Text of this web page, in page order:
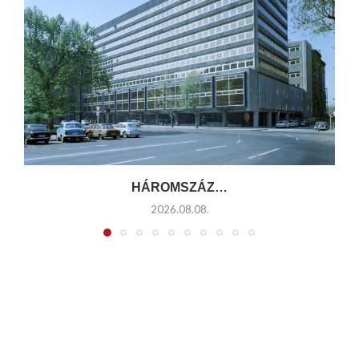
HÁROMSZÁZ…
2026.08.08.